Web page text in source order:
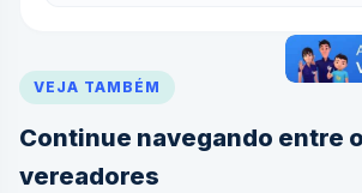
VEJA TAMBÉM
Continue navegando entre
vereadores